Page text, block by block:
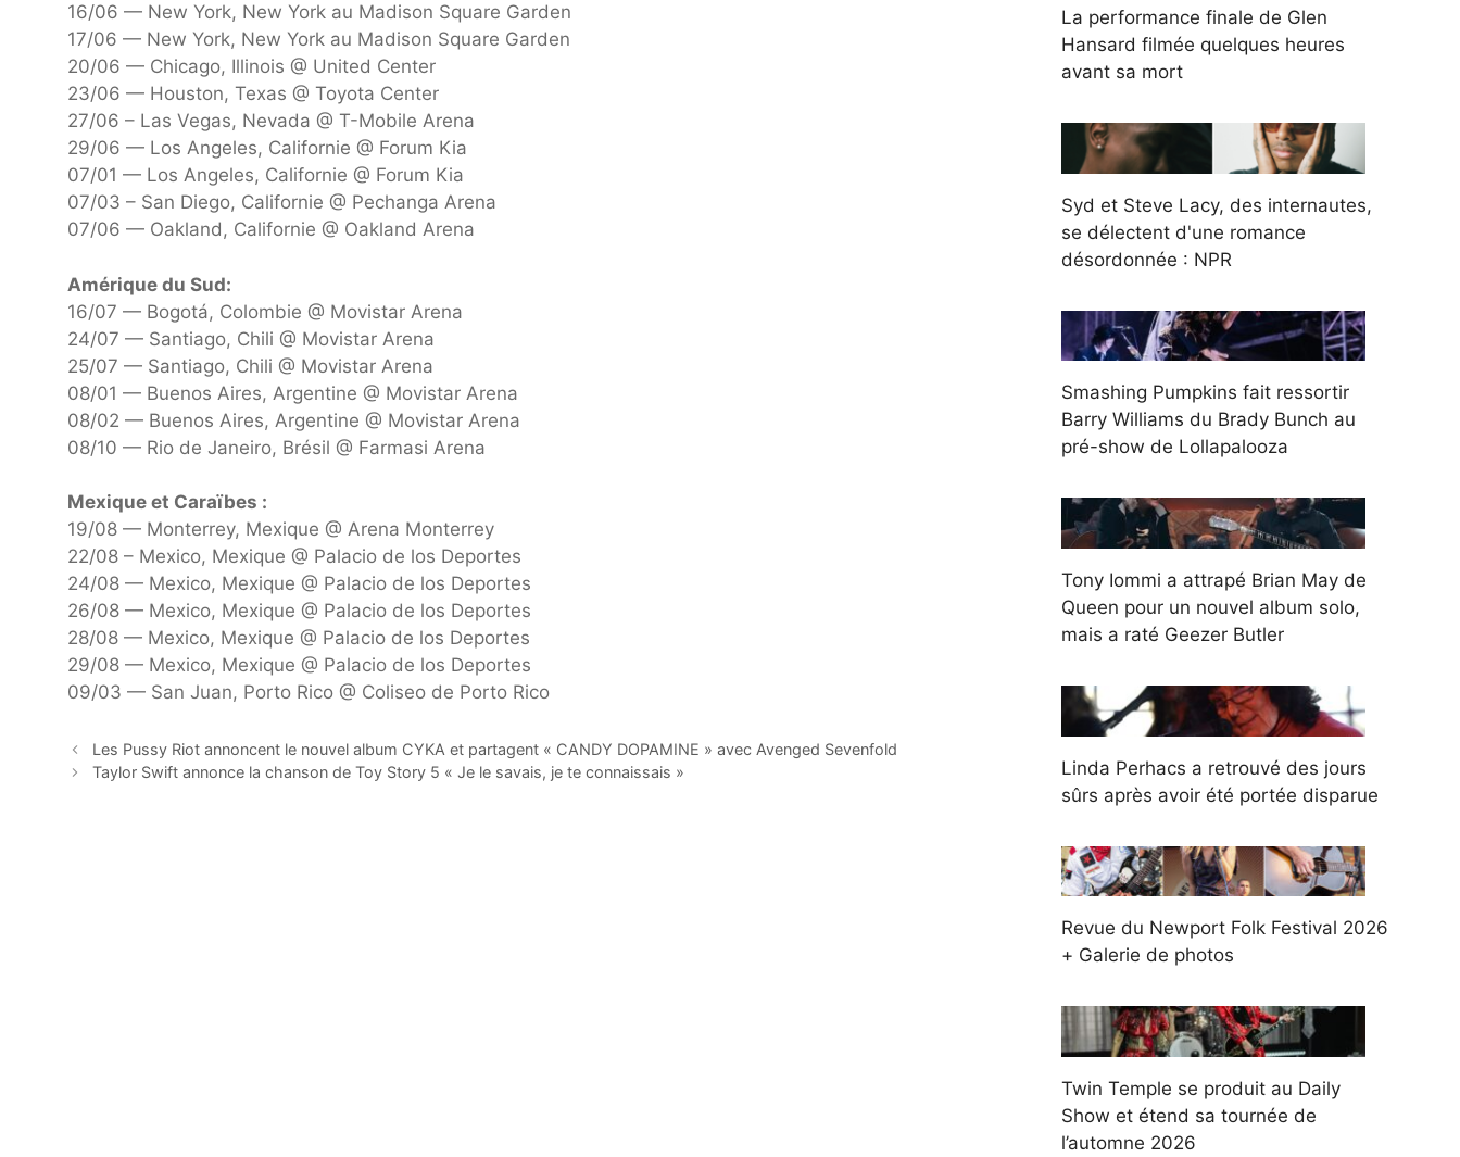
16/06 — New York, New York au Madison Square Garden
17/06 — New York, New York au Madison Square Garden
20/06 — Chicago, Illinois @ United Center
23/06 — Houston, Texas @ Toyota Center
27/06 – Las Vegas, Nevada @ T-Mobile Arena
29/06 — Los Angeles, Californie @ Forum Kia
07/01 — Los Angeles, Californie @ Forum Kia
07/03 – San Diego, Californie @ Pechanga Arena
07/06 — Oakland, Californie @ Oakland Arena
Amérique du Sud:
16/07 — Bogotá, Colombie @ Movistar Arena
24/07 — Santiago, Chili @ Movistar Arena
25/07 — Santiago, Chili @ Movistar Arena
08/01 — Buenos Aires, Argentine @ Movistar Arena
08/02 — Buenos Aires, Argentine @ Movistar Arena
08/10 — Rio de Janeiro, Brésil @ Farmasi Arena
Mexique et Caraïbes :
19/08 — Monterrey, Mexique @ Arena Monterrey
22/08 – Mexico, Mexique @ Palacio de los Deportes
24/08 — Mexico, Mexique @ Palacio de los Deportes
26/08 — Mexico, Mexique @ Palacio de los Deportes
28/08 — Mexico, Mexique @ Palacio de los Deportes
29/08 — Mexico, Mexique @ Palacio de los Deportes
09/03 — San Juan, Porto Rico @ Coliseo de Porto Rico
Les Pussy Riot annoncent le nouvel album CYKA et partagent « CANDY DOPAMINE » avec Avenged Sevenfold
Taylor Swift annonce la chanson de Toy Story 5 « Je le savais, je te connaissais »
La performance finale de Glen
Hansard filmée quelques heures
avant sa mort
Syd et Steve Lacy, des internautes,
se délectent d'une romance
désordonnée : NPR
Smashing Pumpkins fait ressortir
Barry Williams du Brady Bunch au
pré-show de Lollapalooza
Tony Iommi a attrapé Brian May de
Queen pour un nouvel album solo,
mais a raté Geezer Butler
Linda Perhacs a retrouvé des jours
sûrs après avoir été portée disparue
Revue du Newport Folk Festival 2026
+ Galerie de photos
Twin Temple se produit au Daily
Show et étend sa tournée de
l’automne 2026